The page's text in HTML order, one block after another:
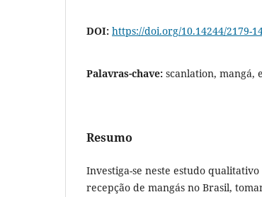
DOI: https://doi.org/10.14244/2179-
Palavras-chave: scanlation, mangá,
Resumo
Investiga-se neste estudo
recepção de mangás no Brasil,